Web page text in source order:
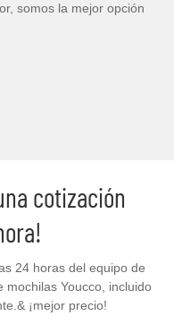
somos la mejor opción
cotización
24 horas del equipo de
mochilas Youcco, incluido
¡mejor precio!